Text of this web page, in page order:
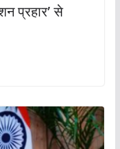
प्रहार’ से